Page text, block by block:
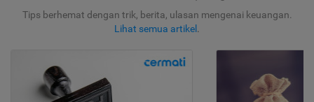
Tips berhemat dengan trik, berita, ulasan mengenai keuangan.
Lihat semua artikel .